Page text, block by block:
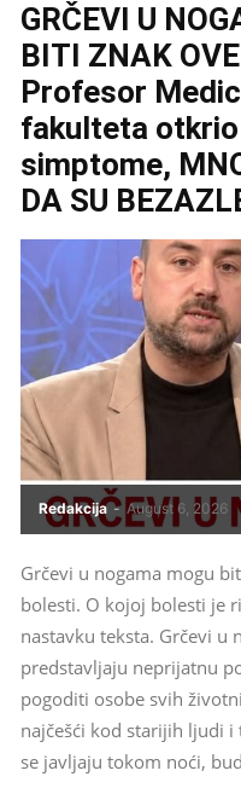
GRČEVI U
BITI ZNAK
Profesor
fakulteta
simptome,
DA SU
Redakcija - August 6, 2026
Grčevi u nogama mogu
bolesti. O kojoj bolesti je
nastavku teksta. Grčevi u
predstavljaju neprijatnu
pogoditi osobe svih
najčešći kod starijih ljudi i
se javljaju tokom noći,